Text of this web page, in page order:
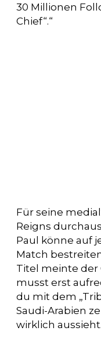
30 Millionen
Chief“.“
Für seine
Reigns
Paul könne auf
Match
Titel meinte der
musst erst
du mit dem
Saudi-Arabien
wirklich